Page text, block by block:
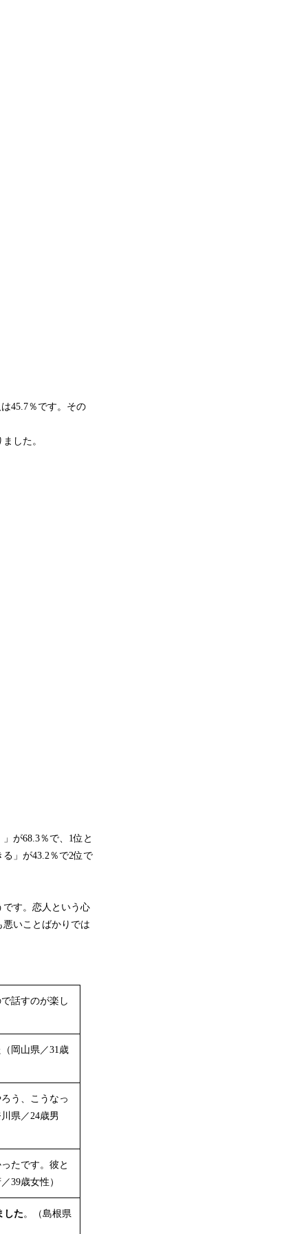
45.7％です。その
した。
が68.3％で、1位と
」が43.2％で2位で
です。恋人という心
いことばかりでは
話すのが楽し
岡山県／31歳
う、こうなっ
県／24歳男
たです。彼と
39歳女性）
した。（島根県